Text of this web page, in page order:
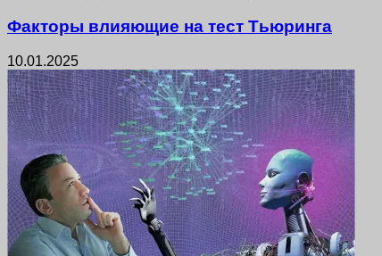
Факторы влияющие на тест Тьюринга
10.01.2025